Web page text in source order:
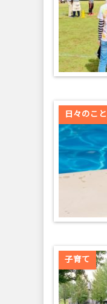
日々のこと
子育て